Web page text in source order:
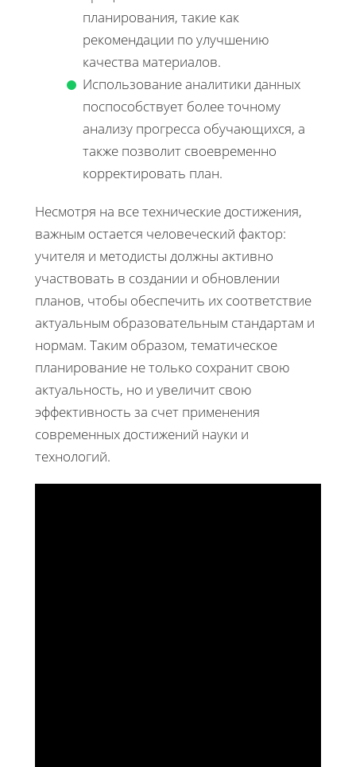
планирования, такие как
рекомендации по улучшению
качества материалов.
Использование аналитики данных
поспособствует более точному
анализу прогресса обучающихся, а
также позволит своевременно
корректировать план.
Несмотря на все технические достижения,
важным остается человеческий фактор:
учителя и методисты должны активно
участвовать в создании и обновлении
планов, чтобы обеспечить их соответствие
актуальным образовательным стандартам и
нормам. Таким образом, тематическое
планирование не только сохранит свою
актуальность, но и увеличит свою
эффективность за счет применения
современных достижений науки и
технологий.